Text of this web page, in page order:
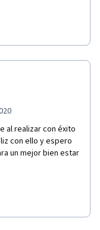
al realizar con éxito
con ello y espero
un mejor bien estar